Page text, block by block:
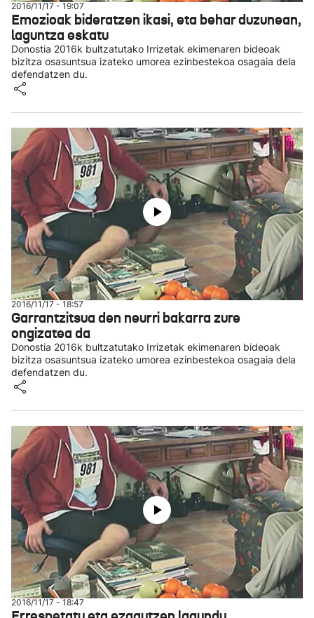
2016/11/17 - 19:07
Emozioak bideratzen ikasi, eta behar duzunean,
laguntza eskatu
Donostia 2016k bultzatutako Irrizetak ekimenaren bideoak
bizitza osasuntsua izateko umorea ezinbestekoa osagaia dela
defendatzen du.
2016/11/17 - 18:57
Garrantzitsua den neurri bakarra zure
ongizatea da
Donostia 2016k bultzatutako Irrizetak ekimenaren bideoak
bizitza osasuntsua izateko umorea ezinbestekoa osagaia dela
defendatzen du.
2016/11/17 - 18:47